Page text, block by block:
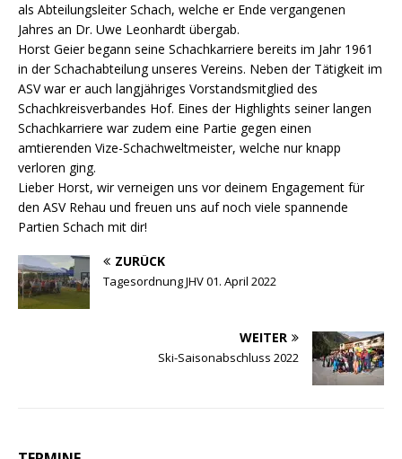
als Abteilungsleiter Schach, welche er Ende vergangenen
Jahres an Dr. Uwe Leonhardt übergab.
Horst Geier begann seine Schachkarriere bereits im Jahr 1961
in der Schachabteilung unseres Vereins. Neben der Tätigkeit im
ASV war er auch langjähriges Vorstandsmitglied des
Schachkreisverbandes Hof. Eines der Highlights seiner langen
Schachkarriere war zudem eine Partie gegen einen
amtierenden Vize-Schachweltmeister, welche nur knapp
verloren ging.
Lieber Horst, wir verneigen uns vor deinem Engagement für
den ASV Rehau und freuen uns auf noch viele spannende
Partien Schach mit dir!
ZURÜCK
Tagesordnung JHV 01. April 2022
WEITER
Ski-Saisonabschluss 2022